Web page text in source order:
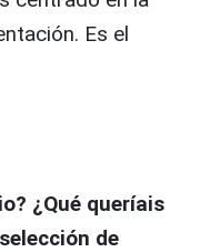
Es el
¿Qué queríais
de